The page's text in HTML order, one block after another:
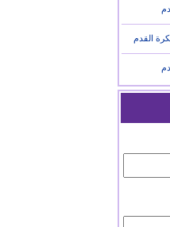
القدم